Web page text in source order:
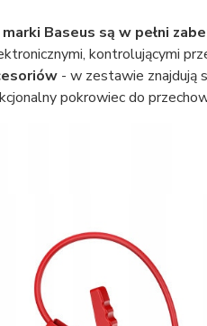
Baseus są w pełni
kontrolującymi
- w zestawie znajdują
pokrowiec do